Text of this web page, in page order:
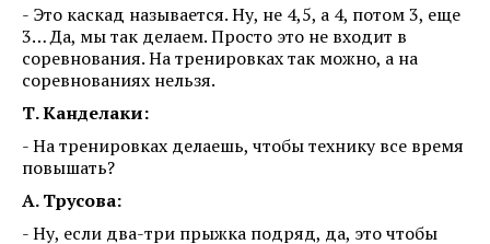
- Это каскад называется. Ну, не 4,5, а 4, потом 3, еще
3… Да, мы так делаем. Просто это не входит в
соревнования. На тренировках так можно, а на
соревнованиях нельзя.
Т. Канделаки:
- На тренировках делаешь, чтобы технику все время
повышать?
А. Трусова:
- Ну, если два-три прыжка подряд, да, это чтобы